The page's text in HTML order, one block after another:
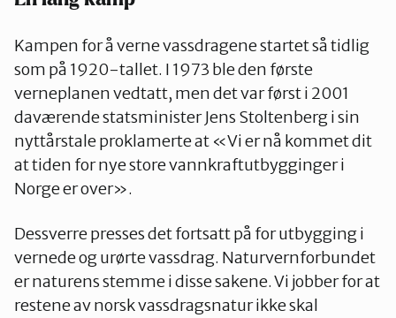
Kampen for å verne vassdragene startet så tidlig
som på 1920-tallet. I 1973 ble den første
verneplanen vedtatt, men det var først i 2001
daværende statsminister Jens Stoltenberg i sin
nyttårstale proklamerte at «Vi er nå kommet dit
at tiden for nye store vannkraftutbygginger i
Norge er over».
Dessverre presses det fortsatt på for utbygging i
vernede og urørte vassdrag. Naturvernforbundet
er naturens stemme i disse sakene. Vi jobber for at
restene av norsk vassdragsnatur ikke skal